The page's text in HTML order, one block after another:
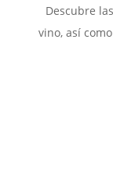
Descubre
vino, así